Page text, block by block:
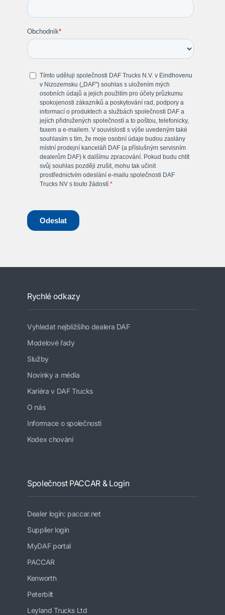
Rychlé odkazy
Vyhledat nejbližšího dealera DAF
Modelové řady
Služby
Novinky a média
Kariéra v DAF Trucks
O nás
Informace o společnosti
Kodex chování
Společnost PACCAR & Login
Dealer login: paccar.net
Supplier login
MyDAF portal
PACCAR
Kenworth
Peterbilt
Leyland Trucks Ltd